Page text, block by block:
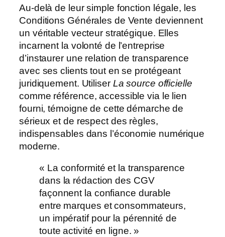
Au-delà de leur simple fonction légale, les
Conditions Générales de Vente deviennent
un véritable vecteur stratégique. Elles
incarnent la volonté de l’entreprise
d’instaurer une relation de transparence
avec ses clients tout en se protégeant
juridiquement. Utiliser La source officielle
comme référence, accessible via le lien
fourni, témoigne de cette démarche de
sérieux et de respect des règles,
indispensables dans l’économie numérique
moderne.
« La conformité et la transparence
dans la rédaction des CGV
façonnent la confiance durable
entre marques et consommateurs,
un impératif pour la pérennité de
toute activité en ligne. »